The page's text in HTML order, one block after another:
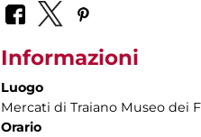
Informazioni
Luogo
Mercati di Traiano Museo dei
Orario